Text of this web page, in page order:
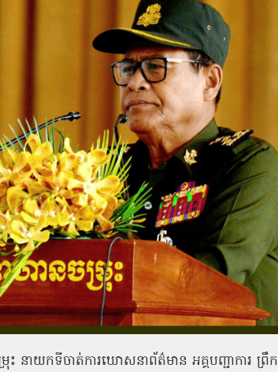
នាយកទីចាត់ការឃោសនាព័ត៌មាន អគ្គបញ្ជាការ ព្រឹក